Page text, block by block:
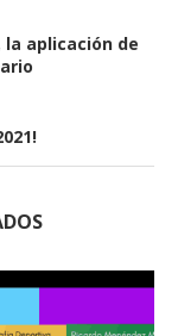
la aplicación de